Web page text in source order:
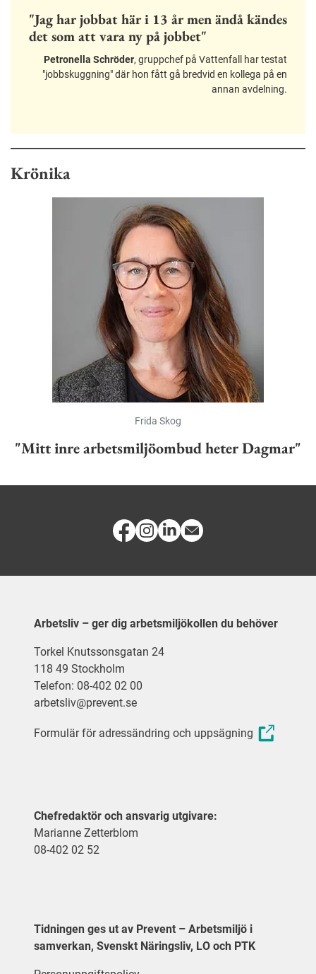
"Jag har jobbat här i 13 år men ändå kändes
det som att vara ny på jobbet"
Petronella Schröder, gruppchef på Vattenfall har testat
"jobbskuggning" där hon fått gå bredvid en kollega på en
annan avdelning.
Krönika
Frida Skog
"Mitt inre arbetsmiljöombud heter Dagmar"
Arbetsliv – ger dig arbetsmiljökollen du behöver
Torkel Knutssonsgatan 24
118 49 Stockholm
Telefon: 08-402 02 00
arbetsliv@prevent.se
Formulär för adressändring och uppsägning
Chefredaktör och ansvarig utgivare:
Marianne Zetterblom
08-402 02 52
Tidningen ges ut av Prevent – Arbetsmiljö i
samverkan, Svenskt Näringsliv, LO och PTK